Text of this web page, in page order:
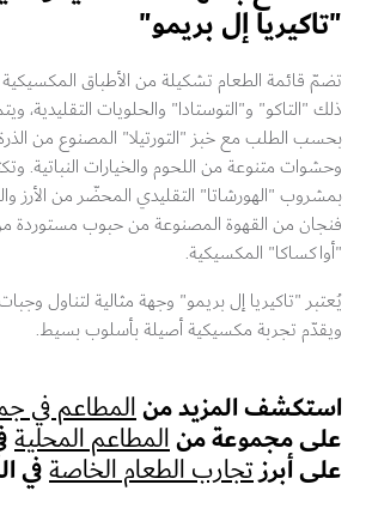
إل بريمو"
الطعام تشكيلة من الأطباق المكسيكية
و"التوستادا" والحلويات التقليدية، ويتم
الطلب مع خبز "التورتيلا" المصنوع من الذرة أو
متنوعة من اللحوم والخيارات النباتية. وتكتمل
"الهورشاتا" التقليدي المحضّر من الأرز والحليب
من القهوة المصنوعة من حبوب مستوردة من
المكسيكية.
"تاكيريا إل بريمو" وجهة مثالية لتناول وجبات الغداء
تجربة مكسيكية أصيلة بأسلوب بسيط.
المزيد منالمطاعم في جميرا،
مجموعة منالمطاعم المحليةفي
أبرزتجارب الطعام الخاصةفي